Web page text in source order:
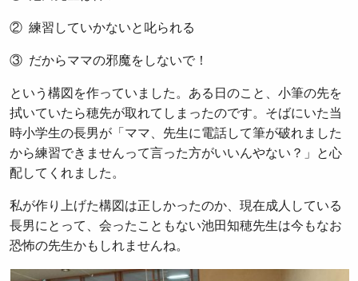
② 練習していかないと叱られる
③ だからママの邪魔をしないで！
という構図を作っていました。ある日のこと、小筆の先を
拭いていたら穂先が取れてしまったのです。そばにいた当
時小学生の長男が「ママ、先生に電話して筆が破れました
から練習できませんって言った方がいいんやない？」と心
配してくれました。
私が作り上げた構図は正しかったのか、現在成人している
長男にとって、会ったこともない池田知穂先生は今もなお
恐怖の先生かもしれませんね。